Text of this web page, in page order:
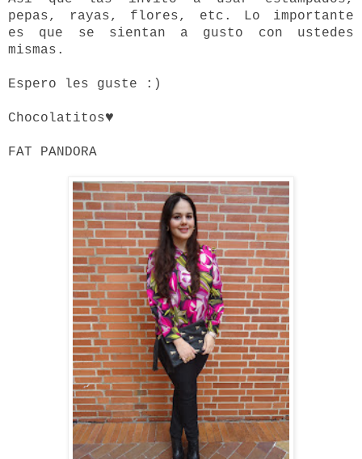
pepas, rayas, flores, etc. Lo importante
es que se sientan a gusto con ustedes
mismas.
Espero les guste :)
Chocolatitos♥
FAT PANDORA